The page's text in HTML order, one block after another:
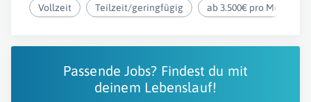
Vollzeit Teilzeit/geringfügig ab 3.500€ pro Monat
Passende Jobs? Findest du mit
deinem Lebenslauf!